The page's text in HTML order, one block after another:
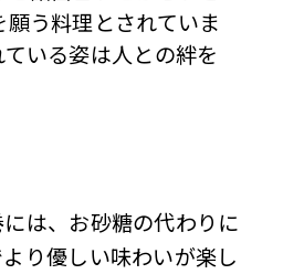
う料理とされていま
いる姿は人との絆を
は、お砂糖の代わりに
り優しい味わいが楽し